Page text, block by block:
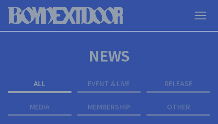
NEWS
ALL EVENT & LIVE RELEASE
MEDIA MEMBERSHIP OTHER